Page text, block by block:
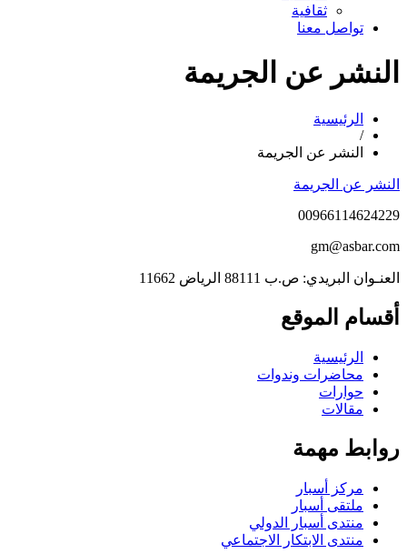
ثقافية
تواصل معنا
النشر عن الجريمة
الرئيسية
/
النشر عن الجريمة
النشر عن الجريمة
00966114624229
gm@asbar.com
العنـوان البريدي: ص.ب 88111 الرياض 11662
أقسام الموقع
الرئيسية
محاضرات وندوات
حوارات
مقالات
روابط مهمة
مركز أسبار
ملتقى أسبار
منتدى أسبار الدولي
منتدى الابتكار الاجتماعي